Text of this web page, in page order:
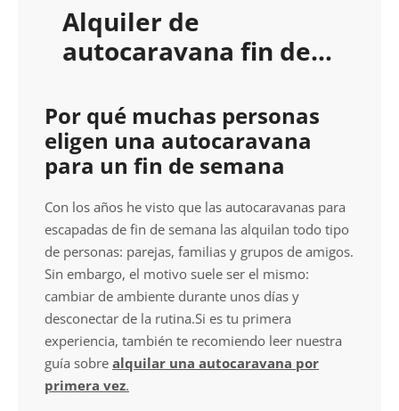
Alquiler de
autocaravana fin de
Por qué muchas personas
eligen una autocaravana
para un fin de semana
Con los años he visto que las autocaravanas para
escapadas de fin de semana las alquilan todo tipo
de personas: parejas, familias y grupos de amigos.
Sin embargo, el motivo suele ser el mismo:
cambiar de ambiente durante unos días y
desconectar de la rutina.Si es tu primera
experiencia, también te recomiendo leer nuestra
guía sobre alquilar una autocaravana por
primera vez.